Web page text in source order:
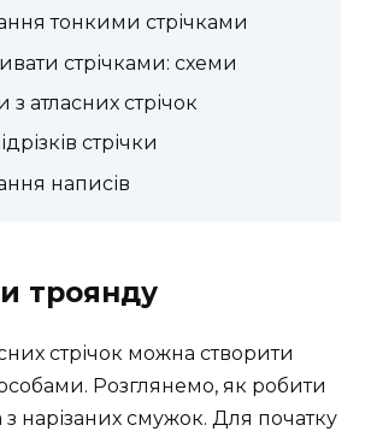
тонкими стрічками
стрічками: схеми
з атласних стрічок
стрічки
написів
троянду
стрічок можна створити
Розглянемо, як робити
нарізаних смужок. Для початку